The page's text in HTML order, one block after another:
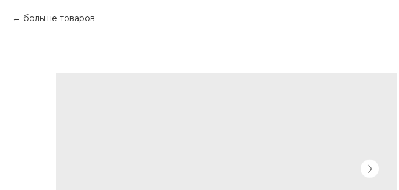
больше товаров